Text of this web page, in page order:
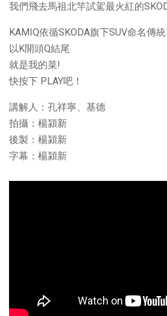
我們飛去馬祖北竿試駕最火紅的
KAMIQ依循SKODA旗下SUV命名傳統
以K開頭Q結尾
就是我的菜!
快按下 PLAY吧！
講解人：孔祥寧、基德
拍攝：楊潁新
後製：楊潁新
字幕：楊潁新